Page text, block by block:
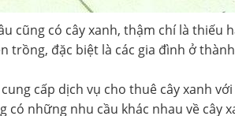
cũng có cây xanh, thậm chí là thiếu
trồng, đặc biệt là các gia đình ở
cấp dịch vụ cho thuê cây xanh
những nhu cầu khác nhau về cây